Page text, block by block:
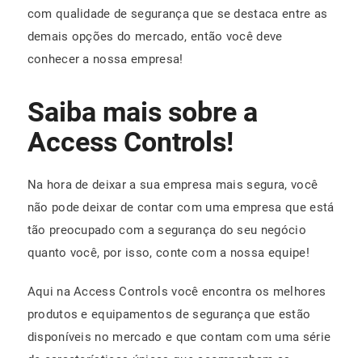
com qualidade de segurança que se destaca entre as
demais opções do mercado, então você deve
conhecer a nossa empresa!
Saiba mais sobre a
Access Controls!
Na hora de deixar a sua empresa mais segura, você
não pode deixar de contar com uma empresa que está
tão preocupado com a segurança do seu negócio
quanto você, por isso, conte com a nossa equipe!
Aqui na Access Controls você encontra os melhores
produtos e equipamentos de segurança que estão
disponíveis no mercado e que contam com uma série